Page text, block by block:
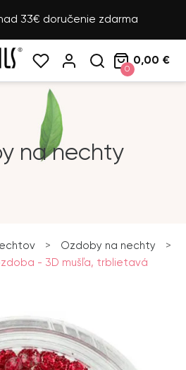
33€ doručenie zdarma
0
0,00 €
na nechty
> Ozdoby na nechty
>
- 3D mušľa, trblietavá